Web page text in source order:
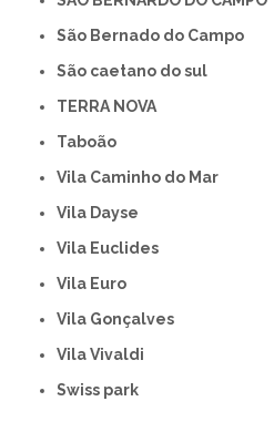
São Bernado do Campo
São caetano do sul
TERRA NOVA
Taboão
Vila Caminho do Mar
Vila Dayse
Vila Euclides
Vila Euro
Vila Gonçalves
Vila Vivaldi
swiss park